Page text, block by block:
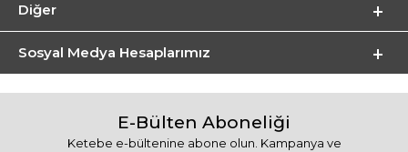
Diğer
Sosyal Medya Hesaplarımız
E-Bülten Aboneliği
Ketebe e-bültenine abone olun. Kampanya ve